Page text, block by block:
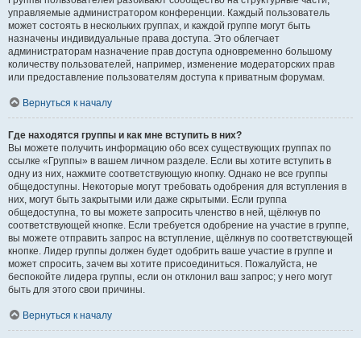
управляемые администратором конференции. Каждый пользователь
может состоять в нескольких группах, и каждой группе могут быть
назначены индивидуальные права доступа. Это облегчает
администраторам назначение прав доступа одновременно большому
количеству пользователей, например, изменение модераторских прав
или предоставление пользователям доступа к приватным форумам.
Вернуться к началу
Где находятся группы и как мне вступить в них?
Вы можете получить информацию обо всех существующих группах по
ссылке «Группы» в вашем личном разделе. Если вы хотите вступить в
одну из них, нажмите соответствующую кнопку. Однако не все группы
общедоступны. Некоторые могут требовать одобрения для вступления в
них, могут быть закрытыми или даже скрытыми. Если группа
общедоступна, то вы можете запросить членство в ней, щёлкнув по
соответствующей кнопке. Если требуется одобрение на участие в группе,
вы можете отправить запрос на вступление, щёлкнув по соответствующей
кнопке. Лидер группы должен будет одобрить ваше участие в группе и
может спросить, зачем вы хотите присоединиться. Пожалуйста, не
беспокойте лидера группы, если он отклонил ваш запрос; у него могут
быть для этого свои причины.
Вернуться к началу